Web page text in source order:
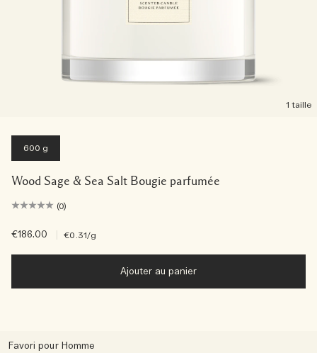
1 taille
600 g
Wood Sage & Sea Salt Bougie parfumée
(0)
€186.00 €0.31/g
Ajouter au panier
Favori pour Homme